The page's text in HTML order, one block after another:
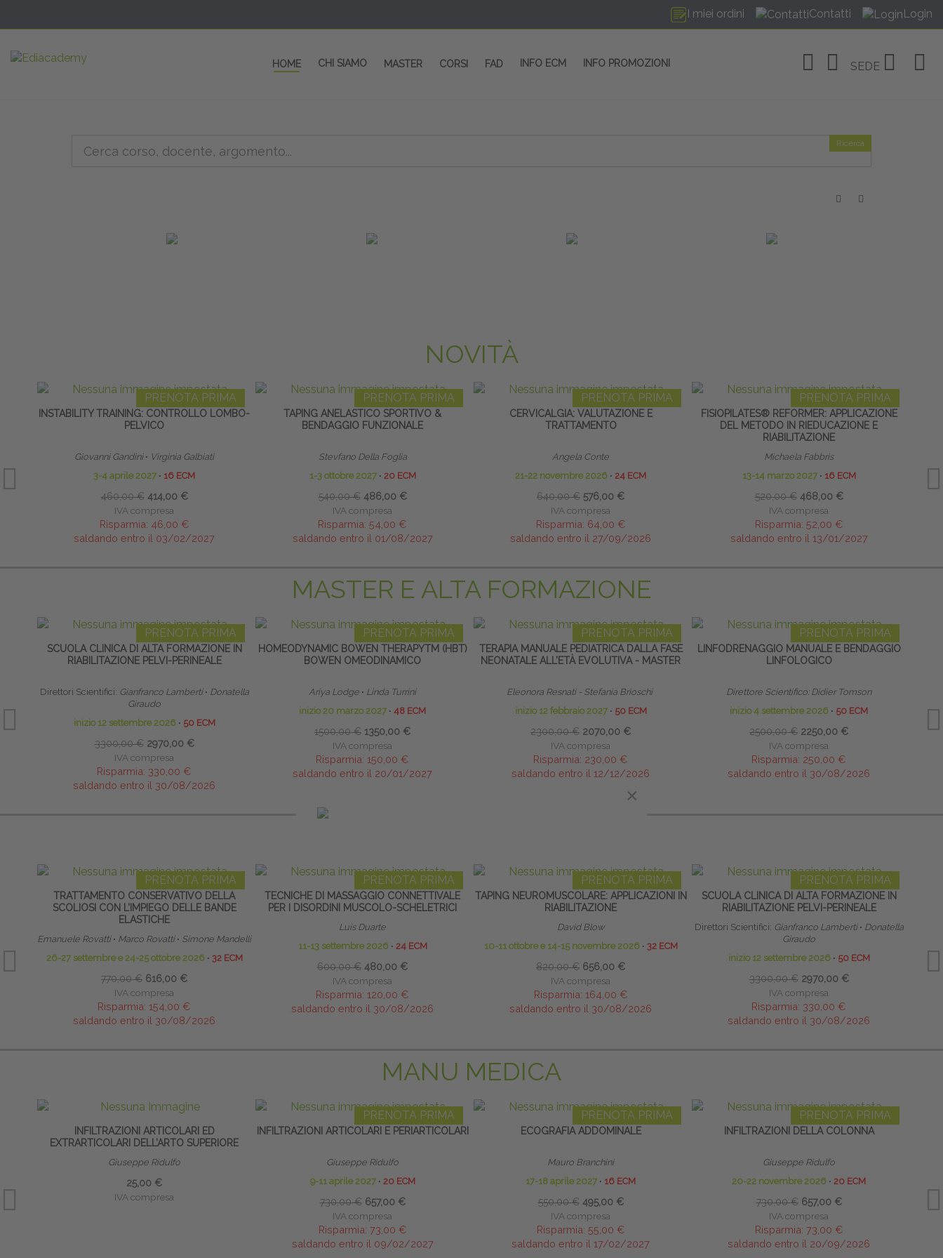
I miei ordini Contatti Login
HOME CHI SIAMO MASTER CORSI FAD INFO ECM INFO PROMOZIONI SEDE
Ricerca
NOVITÀ
PRENOTA PRIMA
INSTABILITY TRAINING: CONTROLLO LOMBO-
PELVICO
Giovanni Gandini ∙ Virginia Galbiati
3-4 aprile 2027 ∙ 16 ECM
460,00 € 414,00 €
IVA compresa
Risparmia: 46,00 €
saldando entro il 03/02/2027
PRENOTA PRIMA
TAPING ANELASTICO SPORTIVO &
BENDAGGIO FUNZIONALE
Stevfano Della Foglia
1-3 ottobre 2027 ∙ 20 ECM
540,00 € 486,00 €
IVA compresa
Risparmia: 54,00 €
saldando entro il 01/08/2027
PRENOTA PRIMA
CERVICALGIA: VALUTAZIONE E
TRATTAMENTO
Angela Conte
21-22 novembre 2026 ∙ 24 ECM
640,00 € 576,00 €
IVA compresa
Risparmia: 64,00 €
saldando entro il 27/09/2026
PRENOTA PRIMA
FISIOPILATES® REFORMER: APPLICAZIONE
DEL METODO IN RIEDUCAZIONE E
RIABILITAZIONE
Michaela Fabbris
13-14 marzo 2027 ∙ 16 ECM
520,00 € 468,00 €
IVA compresa
Risparmia: 52,00 €
saldando entro il 13/01/2027
MASTER E ALTA FORMAZIONE
PRENOTA PRIMA
SCUOLA CLINICA DI ALTA FORMAZIONE IN
RIABILITAZIONE PELVI-PERINEALE
Direttori Scientifici: Gianfranco Lamberti ∙ Donatella
Giraudo
inizio 12 settembre 2026 ∙ 50 ECM
3300,00 € 2970,00 €
IVA compresa
Risparmia: 330,00 €
saldando entro il 30/08/2026
PRENOTA PRIMA
HOMEODYNAMIC BOWEN THERAPYTM (HBT)
BOWEN OMEODINAMICO
Ariya Lodge ∙ Linda Turrini
inizio 20 marzo 2027 ∙ 48 ECM
1500,00 € 1350,00 €
IVA compresa
Risparmia: 150,00 €
saldando entro il 20/01/2027
PRENOTA PRIMA
TERAPIA MANUALE PEDIATRICA DALLA FASE
NEONATALE ALL’ETÀ EVOLUTIVA - MASTER
Eleonora Resnati - Stefania Brioschi
inizio 12 febbraio 2027 ∙ 50 ECM
2300,00 € 2070,00 €
IVA compresa
Risparmia: 230,00 €
saldando entro il 12/12/2026
PRENOTA PRIMA
LINFODRENAGGIO MANUALE E BENDAGGIO
LINFOLOGICO
Direttore Scientifico: Didier Tomson
inizio 4 settembre 2026 ∙ 50 ECM
2500,00 € 2250,00 €
IVA compresa
Risparmia: 250,00 €
saldando entro il 30/08/2026
PRENOTA PRIMA
TRATTAMENTO CONSERVATIVO DELLA
SCOLIOSI CON L’IMPIEGO DELLE BANDE
ELASTICHE
Emanuele Rovatti ∙ Marco Rovatti ∙ Simone Mandelli
26-27 settembre e 24-25 ottobre 2026 ∙ 32 ECM
770,00 € 616,00 €
IVA compresa
Risparmia: 154,00 €
saldando entro il 30/08/2026
PRENOTA PRIMA
TECNICHE DI MASSAGGIO CONNETTIVALE
PER I DISORDINI MUSCOLO-SCHELETRICI
Luis Duarte
11-13 settembre 2026 ∙ 24 ECM
600,00 € 480,00 €
IVA compresa
Risparmia: 120,00 €
saldando entro il 30/08/2026
PRENOTA PRIMA
TAPING NEUROMUSCOLARE: APPLICAZIONI IN
RIABILITAZIONE
David Blow
10-11 ottobre e 14-15 novembre 2026 ∙ 32 ECM
820,00 € 656,00 €
IVA compresa
Risparmia: 164,00 €
saldando entro il 30/08/2026
PRENOTA PRIMA
SCUOLA CLINICA DI ALTA FORMAZIONE IN
RIABILITAZIONE PELVI-PERINEALE
Direttori Scientifici: Gianfranco Lamberti ∙ Donatella
Giraudo
inizio 12 settembre 2026 ∙ 50 ECM
3300,00 € 2970,00 €
IVA compresa
Risparmia: 330,00 €
saldando entro il 30/08/2026
MANU MEDICA
INFILTRAZIONI ARTICOLARI ED
EXTRARTICOLARI DELL’ARTO SUPERIORE
Giuseppe Ridulfo
25,00 €
IVA compresa
PRENOTA PRIMA
INFILTRAZIONI ARTICOLARI E PERIARTICOLARI
Giuseppe Ridulfo
9-11 aprile 2027 ∙ 20 ECM
730,00 € 657,00 €
IVA compresa
Risparmia: 73,00 €
saldando entro il 09/02/2027
PRENOTA PRIMA
ECOGRAFIA ADDOMINALE
Mauro Branchini
17-18 aprile 2027 ∙ 16 ECM
550,00 € 495,00 €
IVA compresa
Risparmia: 55,00 €
saldando entro il 17/02/2027
PRENOTA PRIMA
INFILTRAZIONI DELLA COLONNA
Giuseppe Ridulfo
20-22 novembre 2026 ∙ 20 ECM
730,00 € 657,00 €
IVA compresa
Risparmia: 73,00 €
saldando entro il 20/09/2026
×
×